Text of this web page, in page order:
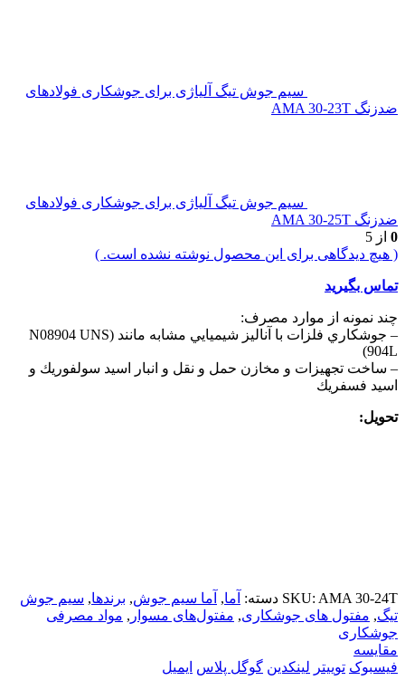
سیم جوش تیگ آلیاژی برای جوشکاری فولادهای
ضدزنگ AMA 30-23T
سیم جوش تیگ آلیاژی برای جوشکاری فولادهای
ضدزنگ AMA 30-25T
0 از 5
( هیچ دیدگاهی برای این محصول نوشته نشده است. )
تماس بگیرید
چند نمونه از موارد مصرف:
– جوشكاري فلزات با آناليز شيميايي مشابه مانند (N08904 UNS
(904L
– ساخت تجهيزات و مخازن حمل و نقل و انبار اسيد سولفوريك و
اسيد فسفريك
تحویل:
SKU: AMA 30-24T دسته: آما, آما سیم جوش, برندها, سیم جوش
تیگ, مفتول های جوشکاری, مفتول‌های مسوار , مواد مصرفی
جوشکاری
مقایسه
فیسبوک توییتر لینکدین گوگل پلاس ایمیل